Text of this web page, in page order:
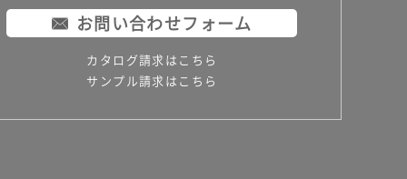
お問い合わせフォーム
カタログ請求はこちら
サンプル請求はこちら